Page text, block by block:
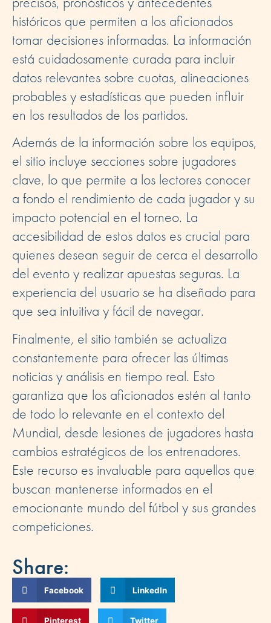
históricos que permiten a los aficionados
tomar decisiones informadas. La información
está cuidadosamente curada para incluir
datos relevantes sobre cuotas, alineaciones
probables y estadísticas que pueden influir
en los resultados de los partidos.
Además de la información sobre los equipos,
el sitio incluye secciones sobre jugadores
clave, lo que permite a los lectores conocer
a fondo el rendimiento de cada jugador y su
impacto potencial en el torneo. La
accesibilidad de estos datos es crucial para
quienes desean seguir de cerca el desarrollo
del evento y realizar apuestas seguras. La
experiencia del usuario se ha diseñado para
que sea intuitiva y fácil de navegar.
Finalmente, el sitio también se actualiza
constantemente para ofrecer las últimas
noticias y análisis en tiempo real. Esto
garantiza que los aficionados estén al tanto
de todo lo relevante en el contexto del
Mundial, desde lesiones de jugadores hasta
cambios estratégicos de los entrenadores.
Este recurso es invaluable para aquellos que
buscan mantenerse informados en el
emocionante mundo del fútbol y sus grandes
competiciones.
Share:
Facebook LinkedIn
Pinterest Twitter